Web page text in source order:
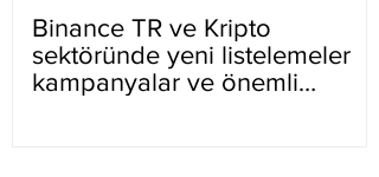
Binance TR ve Kripto
sektöründe yeni listelemeler
kampanyalar ve önemli